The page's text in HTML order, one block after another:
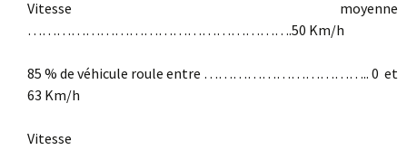
Vitesse moyenne
……………………………………………….50 Km/h
85 % de véhicule roule entre …………………………….. 0 et
63 Km/h
Vitesse